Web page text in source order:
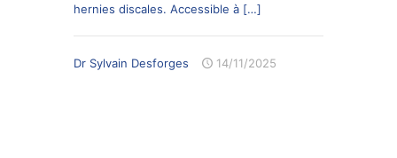
hernies discales. Accessible à […]
Dr Sylvain Desforges 14/11/2025